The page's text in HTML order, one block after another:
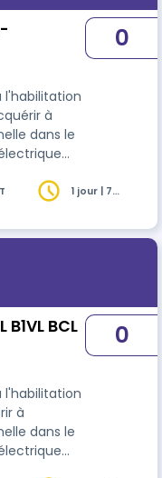
l'habilitation
à
dans le
hybride
ou basse
les
0
1 jour | 7
BCL
l'habilitation
à
dans le
0